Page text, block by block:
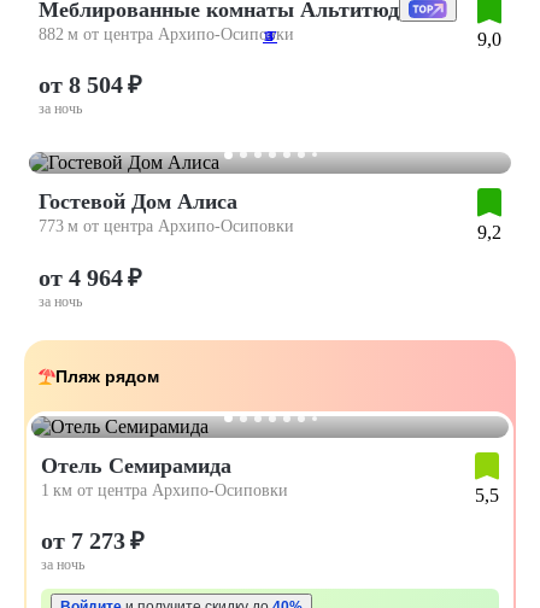
Меблированные комнаты Альтитюд
882 м от центра Архипо-Осиповки 9,0
от 8 504 ₽
за ночь
Гостевой Дом Алиса
773 м от центра Архипо-Осиповки 9,2
от 4 964 ₽
за ночь
Пляж рядом
Отель Семирамида
1 км от центра Архипо-Осиповки 5,5
от 7 273 ₽
за ночь
2
3
4
5
17